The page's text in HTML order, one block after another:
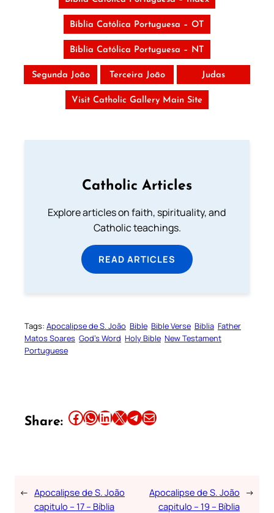
Bíblia Católica Portuguesa – OT
Bíblia Católica Portuguesa – NT
Segunda João Terceira João Judas
Visit Catholic Gallery Main Site
Catholic Articles
Explore articles on faith, spirituality, and
Catholic teachings.
READ ARTICLES
Tags: Apocalipse de S. João Bible Bible Verse Biblia Father
Matos Soares God’s Word Holy Bible New Testament
Portuguese
Share: Share this article on Facebook Share this article on WhatsApp Share this article on LinkedIn Share this article on X Share this article on TelegramEmail this Article
← Apocalipse de S. João
capitulo – 17 – Bíblia
Apocalipse de S. João
capitulo – 19 – Bíblia
→